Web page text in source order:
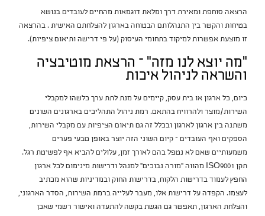
הרצאה סוחפת ומאירת דרך ומלאת דוגמאות מהחיים לעובדים בנושא
בטיחות והקשר בין התנהלותם הבטוחה בארגון להצלחתם האישית . בהרצאה
זו מוצעת אפשרות למיקוד בתחומי העיסוק (על פי דרישה ותיאום ציפיות).
"מה יוצא לנו מזה" – הרצאת מוטיבציה
והשראה לניהול איכות
כיום, כל ארגון או בית עסק, קיימים על מנת לתת ערך כלשהו למקבלי
השירות/מוצר ולהרוויח בהתאם. רמת ניהול התהליכים בארגונים השונים
משתנה בין ארגון לארגון ובכלל זה גם תיאום הציפיות עם מקבלי השירות,
הספקים ואף העובדים – קיום השוני הזה יוצר באופן טבעי פערים
משמעותיים שאם לא נטפל בהם לאורך זמן, עלולים להביא אף לפשיטת רגל.
תקן ISO9001 מהווה "מורה נבוכים" למנהל ודרישות מינימום לכל ארגון
החפץ לעמוד בדרישות הלקוח, בדרישות החוק ובמדיניות שהוא מכתיב
לעצמו. הקפדה על דרישות אלו, מעבר לעלייה ברמת השירות, הסדר הארגוני,
והצלחת הארגון, תאפשר גם הגשת בקשה להתעדה ואישור רשמי שאכן